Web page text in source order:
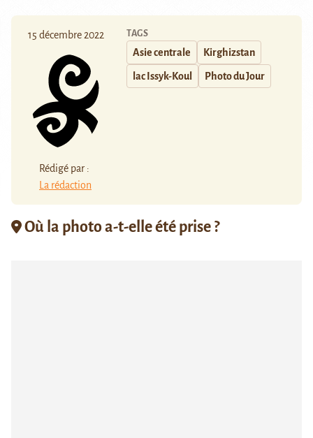
15 décembre 2022
Rédigé par :
La rédaction
TAGS
Asie centrale Kirghizstan
lac Issyk-Koul Photo du Jour
Où la photo a-t-elle été prise ?